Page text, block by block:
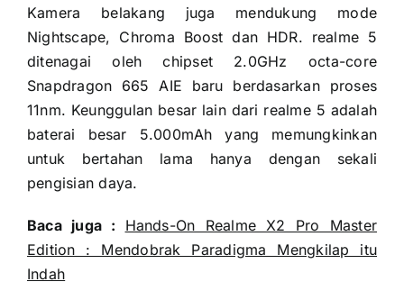
Kamera belakang juga mendukung mode
Nightscape, Chroma Boost dan HDR. realme 5
ditenagai oleh chipset 2.0GHz octa-core
Snapdragon 665 AIE baru berdasarkan proses
11nm. Keunggulan besar lain dari realme 5 adalah
baterai besar 5.000mAh yang memungkinkan
untuk bertahan lama hanya dengan sekali
pengisian daya.
Baca juga : Hands-On Realme X2 Pro Master
Edition : Mendobrak Paradigma Mengkilap itu
Indah